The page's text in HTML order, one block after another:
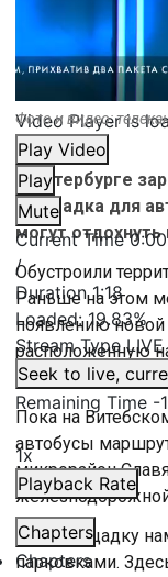
Video Player is
Play Video
Play
Mute
Current Time0:00
/
Duration1:18
Loaded:19.83%
Stream TypeLIVE
Seek to live,
Remaining Time -
1x
Playback Rate
Chapters
Chapters
Фото и видео:
В Петербурге
площадка для
могут
Обустроили
Раньше на этом
появлению новой
расположенную
улица» должна
Пока на
автобусы
микрорайон
«Эту площадку
парковками.